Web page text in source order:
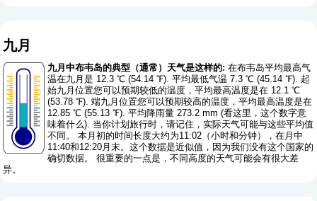
九月
九月中布韦岛的典型（通常）天气是这样的: 在布韦岛平均最高气
温在九月是 12.3 ℃ (54.14 ℉). 平均最低气温 7.3 ℃ (45.14 ℉). 起
始九月位置您可以预期较低的温度，平均最高温度是在 12.1 ℃
(53.78 ℉). 端九月位置您可以预期较高的温度，平均最高温度是在
12.85 ℃ (55.13 ℉). 平均降雨量 273.2 mm (看这里，这个数字意
味着什么). 当你计划旅行时，请记住，实际天气可能与这些平均值
不同。 本月初的时间长度大约为11:02（小时和分钟），在月中
11:40和12:20月末。这个数据是近似值，因为我们没有这个国家的
确切数据。 很重要的一点是，不同高度的天气可能会有很大差
异。